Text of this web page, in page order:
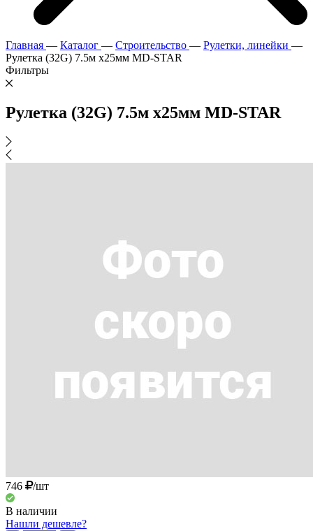
Главная — Каталог — Строительство — Рулетки, линейки —
Рулетка (32G) 7.5м х25мм MD-STAR
Фильтры
Рулетка (32G) 7.5м х25мм MD-STAR
746 /шт
В наличии
Нашли дешевле?